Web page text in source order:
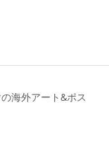
海外アート&ポス